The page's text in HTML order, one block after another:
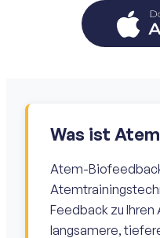
Was ist
Atem-
Feedback zu
langsamere,